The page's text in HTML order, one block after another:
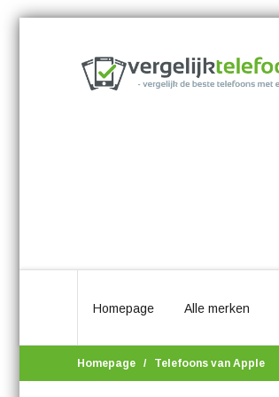
Homepage Alle merken
Homepage Telefoons van Apple